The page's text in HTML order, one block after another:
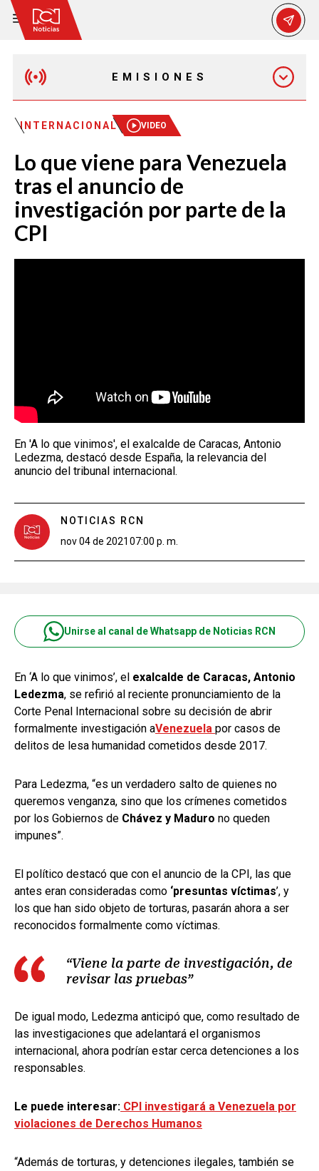
EMISIONES
MAÑANA EXPRESS
EMISIÓN 12:30 PM
EMISIÓN 7:00 PM
EMISIÓN 11:30 PM
INTERNACIONAL VIDEO
Lo que viene para Venezuela
tras el anuncio de
investigación por parte de la
CPI
En 'A lo que vinimos', el exalcalde de Caracas, Antonio
Ledezma, destacó desde España, la relevancia del
anuncio del tribunal internacional.
NOTICIAS RCN
nov 04 de 2021 07:00 p. m.
Unirse al canal de Whatsapp de Noticias RCN
En ‘A lo que vinimos’, el exalcalde de Caracas, Antonio
Ledezma, se refirió al reciente pronunciamiento de la
Corte Penal Internacional sobre su decisión de abrir
formalmente investigación aVenezuela por casos de
delitos de lesa humanidad cometidos desde 2017.
Para Ledezma, “es un verdadero salto de quienes no
queremos venganza, sino que los crímenes cometidos
por los Gobiernos de Chávez y Maduro no queden
impunes”.
El político destacó que con el anuncio de la CPI, las que
antes eran consideradas como ‘presuntas víctimas’, y
los que han sido objeto de torturas, pasarán ahora a ser
reconocidos formalmente como víctimas.
“Viene la parte de investigación, de
revisar las pruebas”
De igual modo, Ledezma anticipó que, como resultado de
las investigaciones que adelantará el organismos
internacional, ahora podrían estar cerca detenciones a los
responsables.
Le puede interesar: CPI investigará a Venezuela por
violaciones de Derechos Humanos
“Además de torturas, y detenciones ilegales, también se